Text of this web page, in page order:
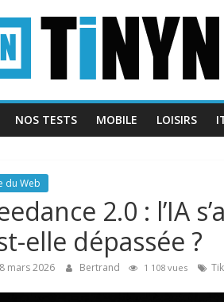
NOS TESTS MOBILE LOISIRS
du Web
2.0 : l’IA
elle dépassée ?
mars 2026 Bertrand 1 108 vues